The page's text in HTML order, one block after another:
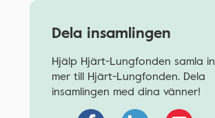
Dela insamlingen
Hjälp Hjärt-Lungfonden samla in
mer till Hjärt-Lungfonden. Dela
insamlingen med dina vänner!